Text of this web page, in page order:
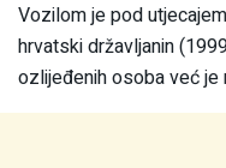
Vozilom je pod
hrvatski državljanin
ozlijeđenih osoba već je